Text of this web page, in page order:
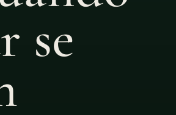
se